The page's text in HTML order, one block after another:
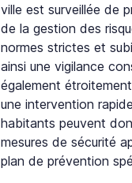
ville est surveillée de
de la gestion des
normes strictes et
ainsi une vigilance
également
une intervention
habitants peuvent
mesures de sécurité
plan de prévention